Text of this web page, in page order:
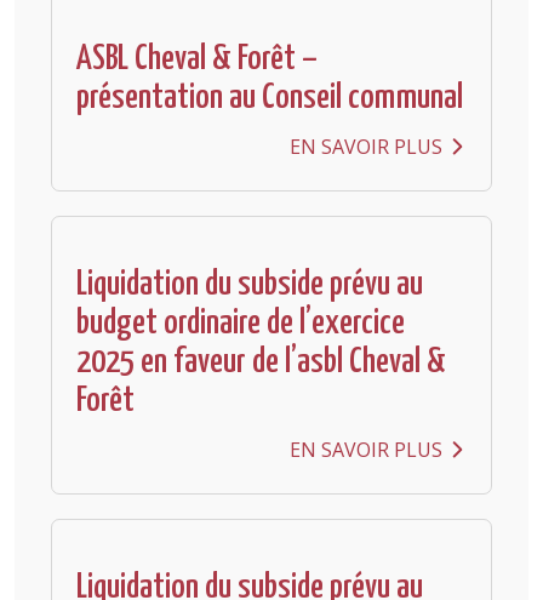
ASBL Cheval & Forêt –
présentation au Conseil communal
EN SAVOIR PLUS
Liquidation du subside prévu au
budget ordinaire de l’exercice
2025 en faveur de l’asbl Cheval &
Forêt
EN SAVOIR PLUS
Liquidation du subside prévu au